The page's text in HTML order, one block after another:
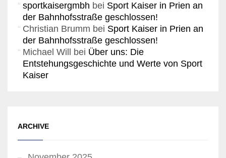
sportkaisergmbh bei Sport Kaiser in Prien an
der Bahnhofsstraße geschlossen!
Christian Brumm bei Sport Kaiser in Prien an
der Bahnhofsstraße geschlossen!
Michael Will
bei Über uns: Die
Entstehungsgeschichte und Werte von Sport
Kaiser
ARCHIVE